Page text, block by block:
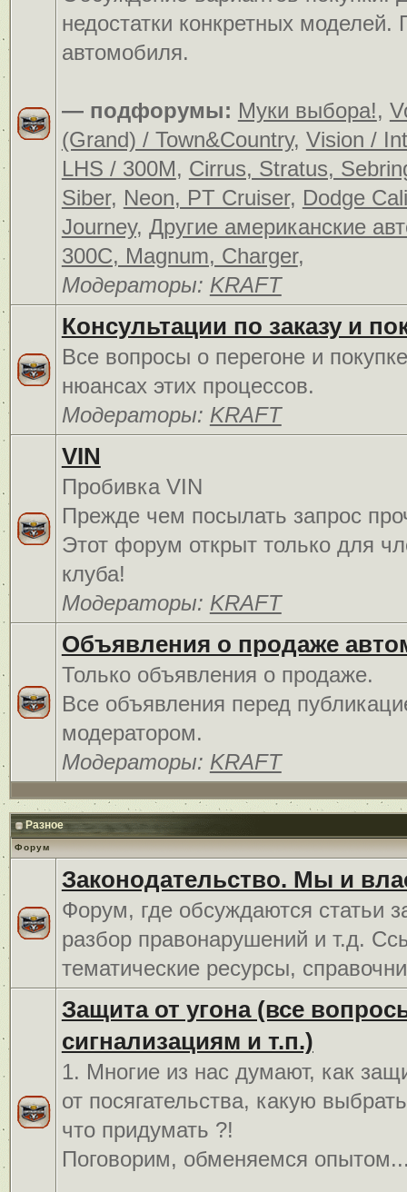
недостатки конкретных
автомобиля.
— подфорумы: Муки выбора!,
(Grand) / Town&Country, Vision /
LHS / 300M, Cirrus, Stratus,
Siber, Neon, PT Cruiser, Dodge
Journey, Другие американские
300C, Magnum, Charger,
Модераторы: KRAFT
Консультации по заказу и
Все вопросы о перегоне и
нюансах этих процессов.
Модераторы: KRAFT
VIN
Пробивка VIN
Прежде чем посылать запрос
Этот форум открыт только для
клуба!
Модераторы: KRAFT
Объявления о продаже
Только объявления о продаже.
Все объявления перед
модератором.
Модераторы: KRAFT
Разное
Форум
Законодательство. Мы и
Форум, где обсуждаются статьи
разбор правонарушений и т.д.
тематические ресурсы,
Защита от угона (все
сигнализациям и т.п.)
1. Многие из нас думают, как
от посягательства, какую
что придумать ?!
Поговорим, обменяемся